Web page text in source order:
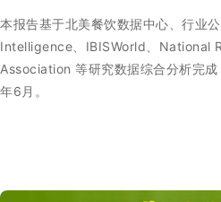
本报告基于北美餐饮数据中心、行业
Intelligence、IBISWorld、National
Association 等研究数据综合分析完
年6月。